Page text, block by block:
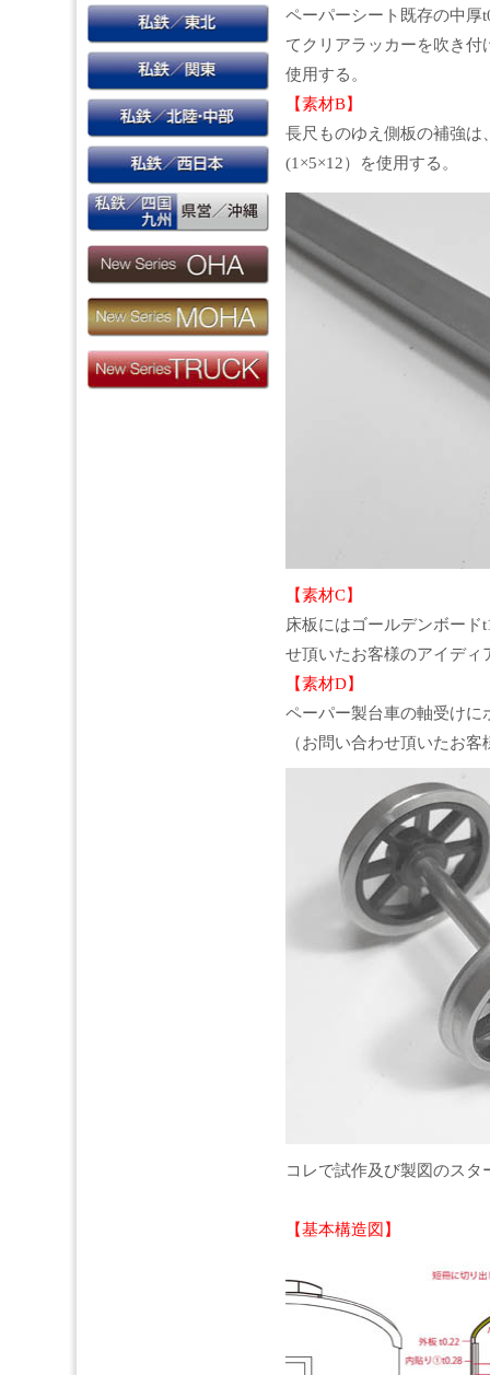
ペーパーシート既存の中厚
てクリアラッカーを吹き付
使用する。
【素材B】
長尺ものゆえ側板の補強は
(1×5×12）を使用する。
【素材C】
床板にはゴールデンボー
せ頂いたお客様のアイディ
【素材D】
ペーパー製台車の軸受けに
（お問い合わせ頂いたお
コレで試作及び製図のスタ
【基本構造図】